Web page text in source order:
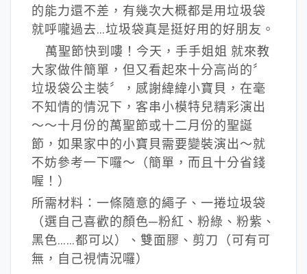
的能力還不差，有幾次大概都是用垃圾袋
就呼嚨過去…垃圾袋真是挺好用的好朋友。
萬聖節快到嘍！今天，手手姐姐 就來教
大家做件簡單，但又看起來十分高尚的〞
垃圾袋公主裝〞，感謝緯緯小寶貝，在毫
不知情的情況下，客串小模特兒精彩演出
～～十月份的萬聖節或十二月份的聖誕
節，如果家中的小寶貝需要變裝演出～就
不妨參考一下囉～（簡單，而且十分省錢
喔！）
所需材料：一條隨意的繩子、一捲垃圾袋
（選自己喜歡的顏色─粉紅、粉綠、粉紫、
黑色……都可以）、雙面膠、剪刀（可有可
無，自己視情況囉）